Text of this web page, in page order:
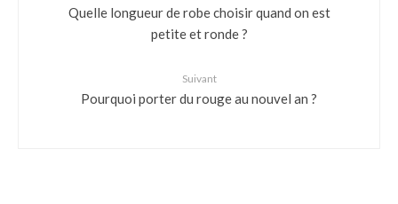
Quelle longueur de robe choisir quand on est
petite et ronde ?
Suivant
Pourquoi porter du rouge au nouvel an ?